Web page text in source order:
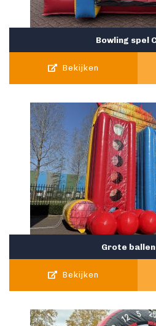
Bowling spel
Bekijken
Grote
Bekijken